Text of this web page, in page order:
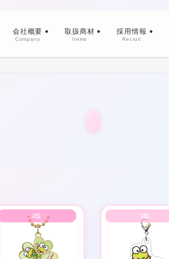
会社概要
Company
取扱商材
Items
採用情報
Recruit